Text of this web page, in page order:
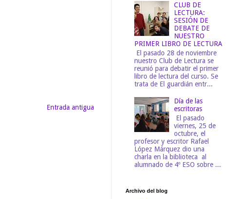
Entrada antigua
CLUB DE
LECTURA:
SESIÓN DE
DEBATE DE
NUESTRO
PRIMER LIBRO DE LECTURA
El pasado 28 de noviembre
nuestro Club de Lectura se
reunió para debatir el primer
libro de lectura del curso. Se
trata de El guardián entr...
Día de las
escritoras
El pasado
viernes, 25 de
octubre, el
profesor y escritor Rafael
López Márquez dio una
charla en la biblioteca al
alumnado de 4º ESO sobre ...
Archivo del blog